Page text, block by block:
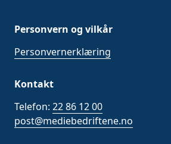
Personvern og vilkår
Personvernerklæring
Kontakt
Telefon: 22 86 12 00
post@mediebedriftene.no